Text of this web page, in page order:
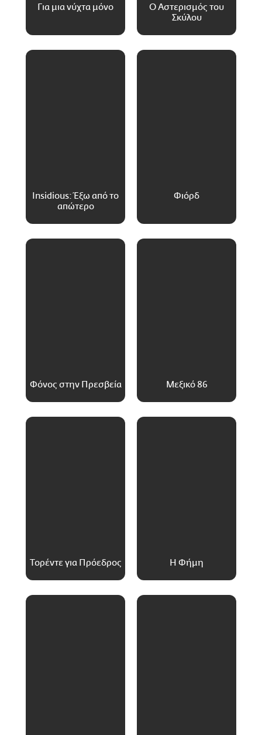
Για μια νύχτα μόνο
Ο Αστερισμός του
Σκύλου
Insidious: Έξω από το
απώτερο
Φιόρδ
Φόνος στην Πρεσβεία Μεξικό 86
Τορέντε για Πρόεδρος Η Φήμη